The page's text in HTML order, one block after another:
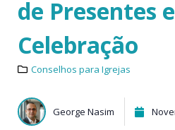
de Presentes e
Celebração
Conselhos para Igrejas
George Nasim